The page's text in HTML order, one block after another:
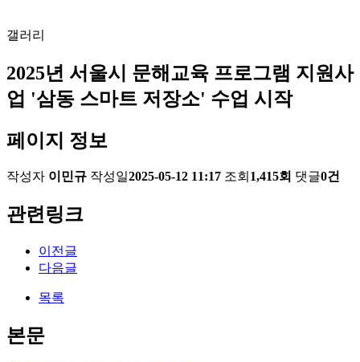
갤러리
2025년 서울시 문해교육 프로그램 지원사
업 '삼동 스마트 저장소' 수업 시작
페이지 정보
작성자 이민규 작성일2025-05-12 11:17 조회 1,415회 댓글0건
관련링크
이전글
다음글
목록
본문